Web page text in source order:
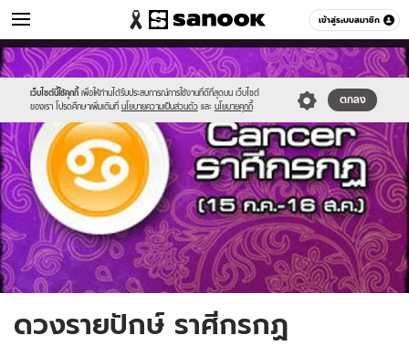
เข้าสู่ระบบสมาชิก
ดูดวง หมวดอื่นๆ
เว็บไซต์นี้ใช้คุกกี้ เพื่อให้ท่านได้รับประสบการณ์การใช้งานที่ดีที่สุดบน เว็บไซต์
ของเรา โปรดศึกษาเพิ่มเติมที่ นโยบายความเป็นส่วนตัว และ นโยบายคุกกี้
ตกลง
Sanook
//s.isanook.com/sr/0/images/logo-
new-
sanook.png
600
60
//s.isanook.com/ho/0/ud/7/38773/7cancer.jpg
ดวงรายปักษ์ ราศีกรกฏ